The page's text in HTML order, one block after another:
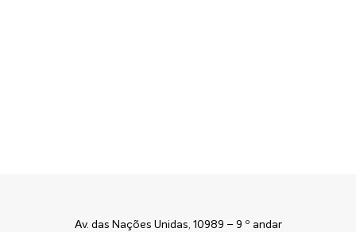
Av. das Nações Unidas, 10989 – 9 º andar